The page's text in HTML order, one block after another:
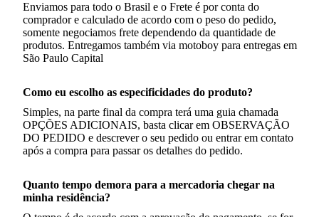
Enviamos para todo o Brasil e o Frete é por conta do
comprador e calculado de acordo com o peso do pedido,
somente negociamos frete dependendo da quantidade de
produtos. Entregamos também via motoboy para entregas em
São Paulo Capital
Como eu escolho as especificidades do produto?
Simples, na parte final da compra terá uma guia chamada
OPÇÕES ADICIONAIS, basta clicar em OBSERVAÇÃO
DO PEDIDO e descrever o seu pedido ou entrar em contato
após a compra para passar os detalhes do pedido.
Quanto tempo demora para a mercadoria chegar na
minha residência?